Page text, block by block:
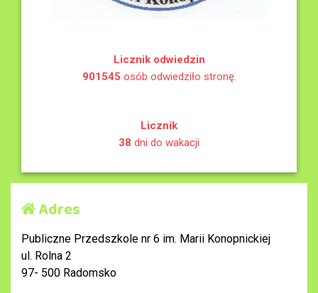
Licznik odwiedzin
901545 osób odwiedziło stronę.
Licznik
38 dni do wakacji
Adres
Publiczne Przedszkole nr 6 im. Marii Konopnickiej
ul. Rolna 2
97- 500 Radomsko